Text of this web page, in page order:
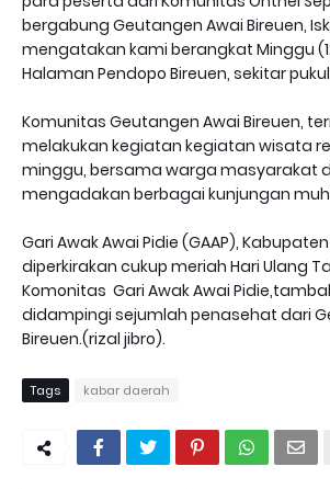
bergabung Geutangen Awai Bireuen,
mengatakan kami berangkat Minggu
Halaman Pendopo Bireuen, sekitar
Komunitas Geutangen Awai Bireuen,
melakukan kegiatan kegiatan wisata
minggu, bersama warga masyarakat
mengadakan berbagai kunjungan
Gari Awak Awai Pidie (GAAP), Kabupaten
diperkirakan cukup meriah Hari Ulang
Komonitas Gari Awak Awai
didampingi sejumlah penasehat dari
Bireuen.(rizal jibro).
Tags kabar daerah